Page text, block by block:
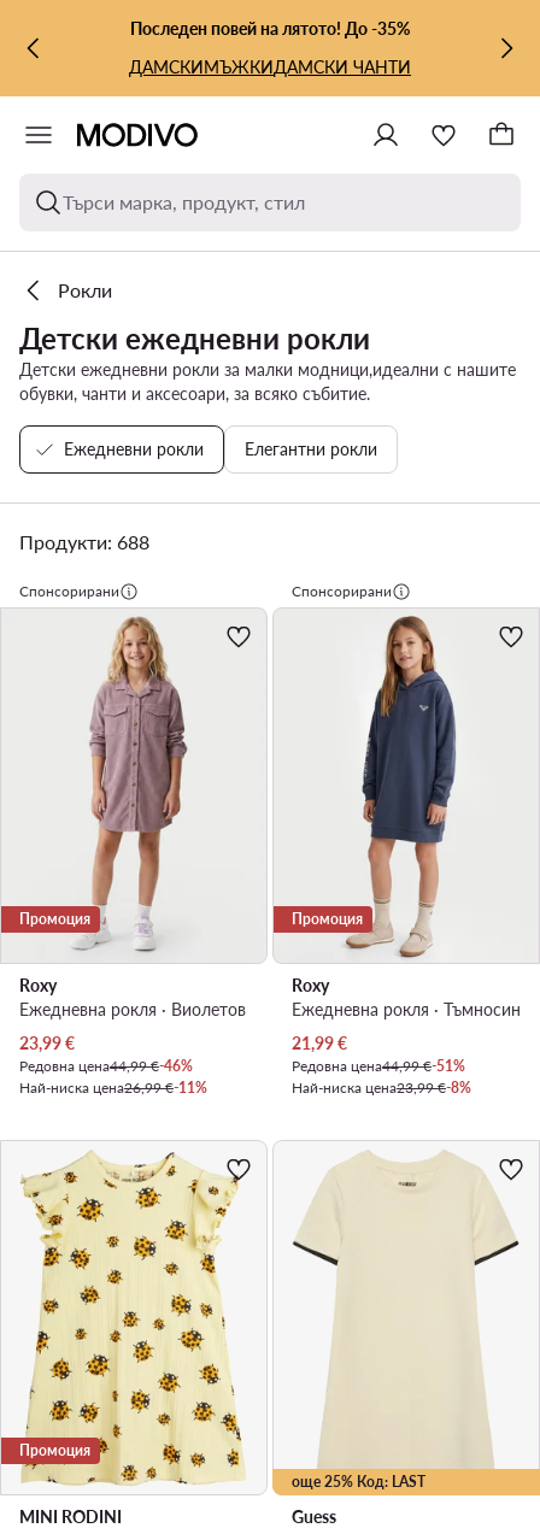
КЪМ ОСНОВНОТО СЪДЪРЖАНИЕ
КЪМ ТЪРСЕНЕПоследен повей на лятото! До -35%
ДАМСКИМЪЖКИДАМСКИ ЧАНТИ
Търси марка, продукт, стил
Рокли
Детски ежедневни рокли
Детски ежедневни рокли за малки модници,идеални с нашите
обувки, чанти и аксесоари, за всяко събитие.
Ежедневни рокли Елегантни рокли
Продукти: 688
Спонсорирани
Промоция
Roxy
Ежедневна рокля · Виолетов
Актуална цена
23,99€
Редовна цена44,99 €-46%
Най-ниска цена26,99 €-11%
Спонсорирани
Промоция
Roxy
Ежедневна рокля · Тъмносин
Актуална цена
21,99€
Редовна цена44,99 €-51%
Най-ниска цена23,99 €-8%
Промоция
MINI RODINI
още 25% Код: LAST
Guess